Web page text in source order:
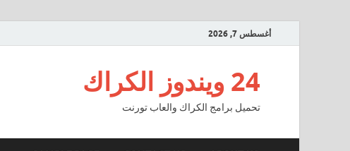
أغسطس 7, 2026
24 ويندوز الكراك
تحميل برامج الكراك والعاب تورنت